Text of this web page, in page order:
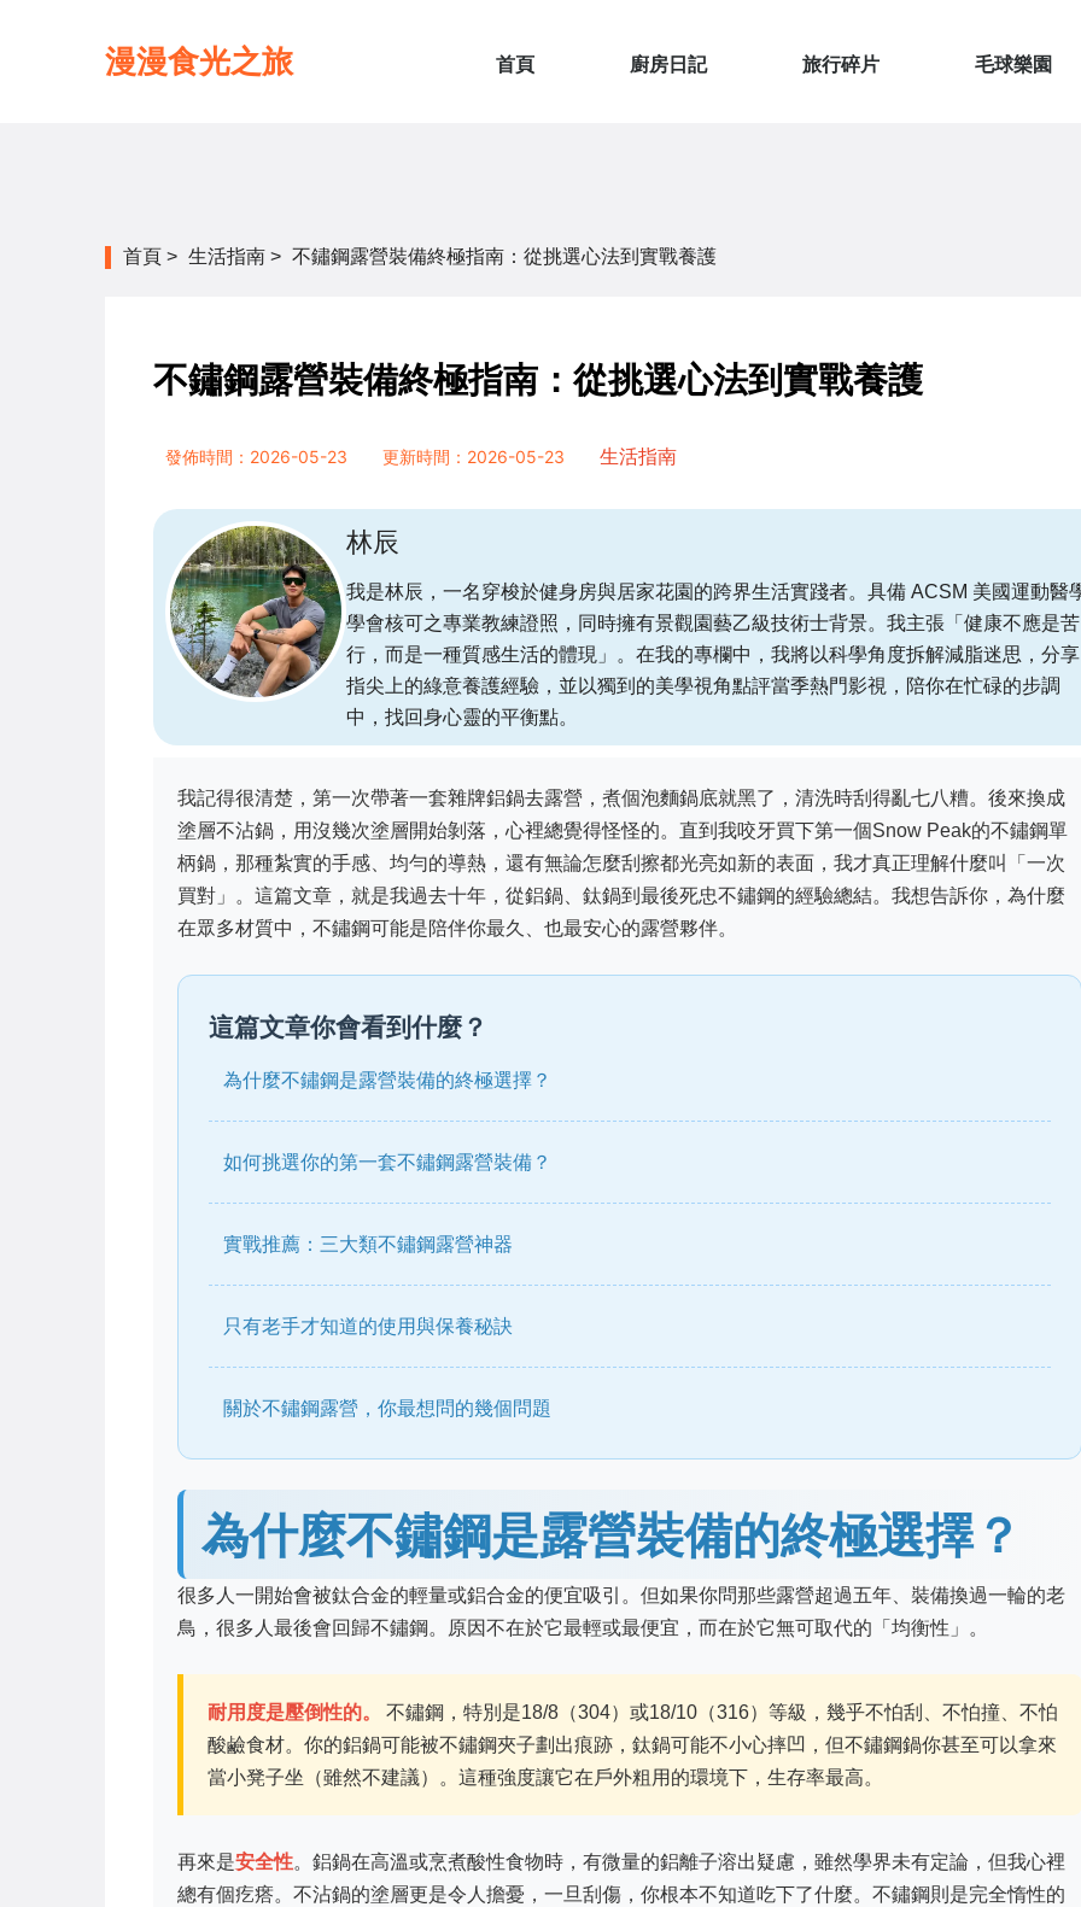
漫漫食光之旅 首頁 廚房日記 旅行碎片 毛球樂園
首頁 > 生活指南 > 不鏽鋼露營裝備終極指南：從挑選心法到實戰養護
不鏽鋼露營裝備終極指南：從挑選心法到實戰養護
發佈時間：2026-05-23 更新時間：2026-05-23 生活指南
林辰
我是林辰，一名穿梭於健身房與居家花園的跨界生活實踐者。具備 ACSM 美國運動醫
學會核可之專業教練證照，同時擁有景觀園藝乙級技術士背景。我主張「健康不應是苦
行，而是一種質感生活的體現」。在我的專欄中，我將以科學角度拆解減脂迷思，分享
指尖上的綠意養護經驗，並以獨到的美學視角點評當季熱門影視，陪你在忙碌的步調
中，找回身心靈的平衡點。
我記得很清楚，第一次帶著一套雜牌鋁鍋去露營，煮個泡麵鍋底就黑了，清洗時刮得亂七八糟。後來換成
塗層不沾鍋，用沒幾次塗層開始剝落，心裡總覺得怪怪的。直到我咬牙買下第一個Snow Peak的不鏽鋼單
柄鍋，那種紮實的手感、均勻的導熱，還有無論怎麼刮擦都光亮如新的表面，我才真正理解什麼叫「一次
買對」。這篇文章，就是我過去十年，從鋁鍋、鈦鍋到最後死忠不鏽鋼的經驗總結。我想告訴你，為什麼
在眾多材質中，不鏽鋼可能是陪伴你最久、也最安心的露營夥伴。
這篇文章你會看到什麼？
為什麼不鏽鋼是露營裝備的終極選擇？
如何挑選你的第一套不鏽鋼露營裝備？
實戰推薦：三大類不鏽鋼露營神器
只有老手才知道的使用與保養秘訣
關於不鏽鋼露營，你最想問的幾個問題
為什麼不鏽鋼是露營裝備的終極選擇？
很多人一開始會被鈦合金的輕量或鋁合金的便宜吸引。但如果你問那些露營超過五年、裝備換過一輪的老
鳥，很多人最後會回歸不鏽鋼。原因不在於它最輕或最便宜，而在於它無可取代的「均衡性」。
耐用度是壓倒性的。
不鏽鋼，特別是18/8（304）或18/10（316）等級，幾乎不怕刮、不怕撞、不怕
酸鹼食材。你的鋁鍋可能被不鏽鋼夾子劃出痕跡，鈦鍋可能不小心摔凹，但不鏽鋼鍋你甚至可以拿來
當小凳子坐（雖然不建議）。這種強度讓它在戶外粗用的環境下，生存率最高。
再來是安全性。鋁鍋在高溫或烹煮酸性食物時，有微量的鋁離子溶出疑慮，雖然學界未有定論，但我心裡
總有個疙瘩。不沾鍋的塗層更是令人擔憂，一旦刮傷，你根本不知道吃下了什麼。不鏽鋼則是完全惰性的